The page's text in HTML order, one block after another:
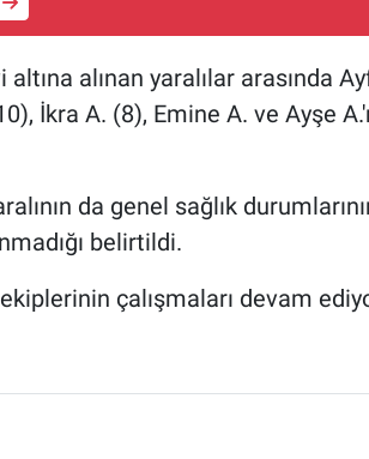
alınan yaralılar arasında
İkra A. (8), Emine A. ve Ayşe
da genel sağlık
belirtildi.
çalışmaları devam